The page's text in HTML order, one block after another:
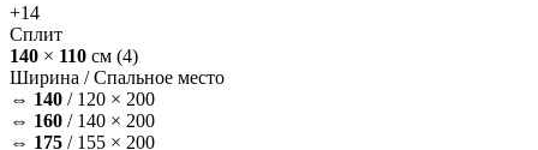
+14
Сплит
140 × 110 см (4)
Ширина /Спальное место
⇔ 140 / 120 × 200
⇔ 160 / 140 × 200
⇔ 175 / 155 × 200